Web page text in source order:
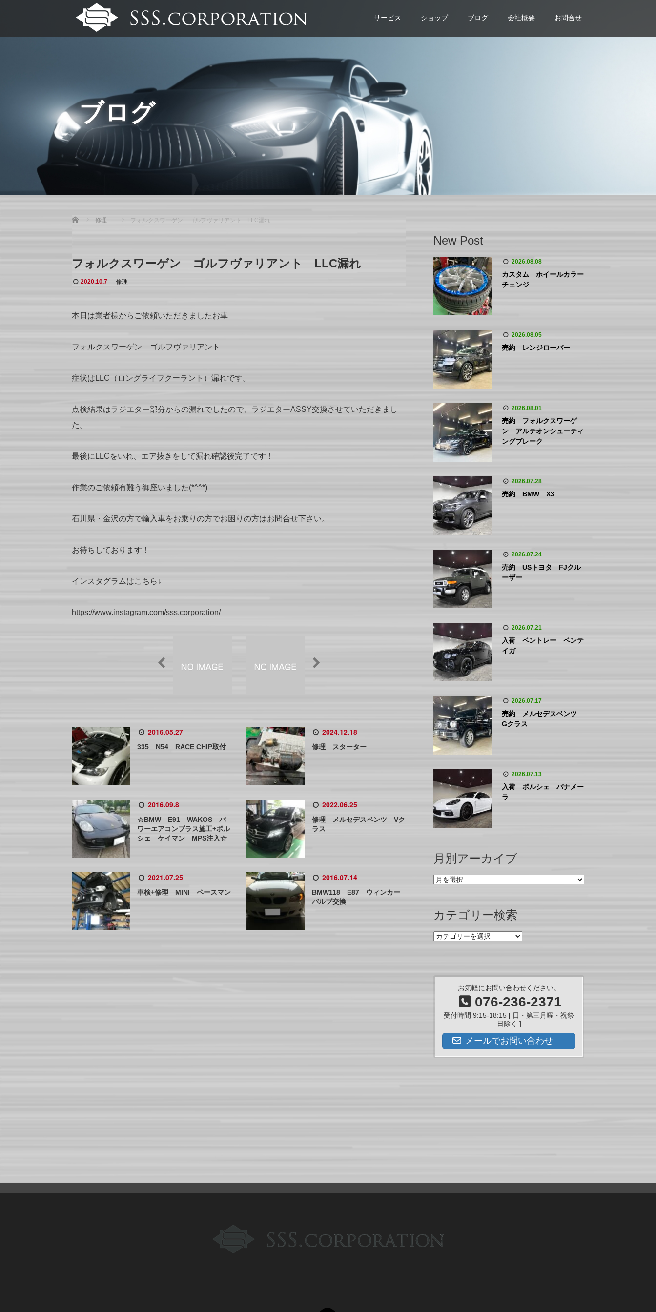
サービス ショップ ブログ 会社概要 お問合せ
ブログ
Home 修理 フォルクスワーゲン ゴルフヴァリアント LLC漏れ
フォルクスワーゲン ゴルフヴァリアント LLC漏れ
2020.10.7 修理
本日は業者様からご依頼いただきましたお車
フォルクスワーゲン ゴルフヴァリアント
症状はLLC（ロングライフクーラント）漏れです。
点検結果はラジエター部分からの漏れでしたので、ラジエターASSY交換させていただきまし
た。
最後にLLCをいれ、エア抜きをして漏れ確認後完了です！
作業のご依頼有難う御座いました(*^^*)
石川県・金沢の方で輸入車をお乗りの方でお困りの方はお問合せ下さい。
お待ちしております！
インスタグラムはこちら↓
https://www.instagram.com/sss.corporation/
2016.05.27
335 N54 RACE CHIP取付
2024.12.18
修理 スターター
2016.09.8
☆BMW E91 WAKOS パ
ワーエアコンプラス施工+ポル
シェ ケイマン MPS注入☆
2022.06.25
修理 メルセデスベンツ Vク
ラス
2021.07.25
車検+修理 MINI ペースマン
2016.07.14
BMW118 E87 ウィンカー
バルブ交換
New Post
2026.08.08
カスタム ホイールカラー
チェンジ
2026.08.05
売約 レンジローバー
2026.08.01
売約 フォルクスワーゲ
ン アルテオンシューティ
ングブレーク
2026.07.28
売約 BMW X3
2026.07.24
売約 USトヨタ FJクル
ーザー
2026.07.21
入荷 ベントレー ベンテ
イガ
2026.07.17
売約 メルセデスベンツ
Gクラス
2026.07.13
入荷 ポルシェ パナメー
ラ
月別アーカイブ
月
カ
ブ
カテゴリー検索
カ
ー
お気軽にお問い合わせください。
076-236-2371
受付時間 9:15-18:15 [ 日・第三月曜・祝祭
日除く ]
メールでお問い合わせ